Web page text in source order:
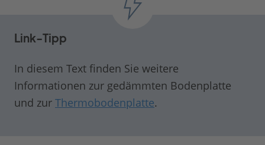
Link-Tipp
In diesem Text finden Sie weitere
Informationen zur gedämmten Bodenplatte
und zur Thermobodenplatte.